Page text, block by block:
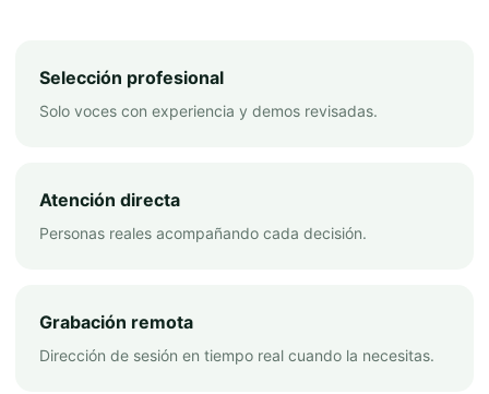
Selección profesional
Solo voces con experiencia y demos revisadas.
Atención directa
Personas reales acompañando cada decisión.
Grabación remota
Dirección de sesión en tiempo real cuando la necesitas.